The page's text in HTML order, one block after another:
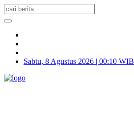
Sabtu, 8 Agustus 2026 | 00:10 WIB